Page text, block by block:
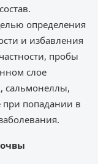
определения
и избавления
пробы
слое
сальмонеллы,
попадании в